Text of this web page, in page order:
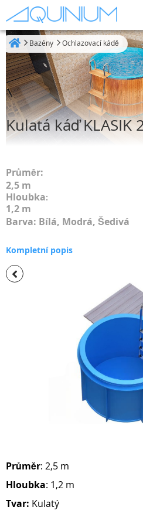
Bazény Ochlazovací kádě
Kulatá káď KLASIK
Průměr:
2,5 m
Hloubka:
1,2 m
Barva: Bílá, Modrá, Šedivá
Kompletní popis
Přeskočit
na
na
galerie
s
obrázky
Průměr: 2,5 m
Hloubka: 1,2 m
Tvar: Kulatý